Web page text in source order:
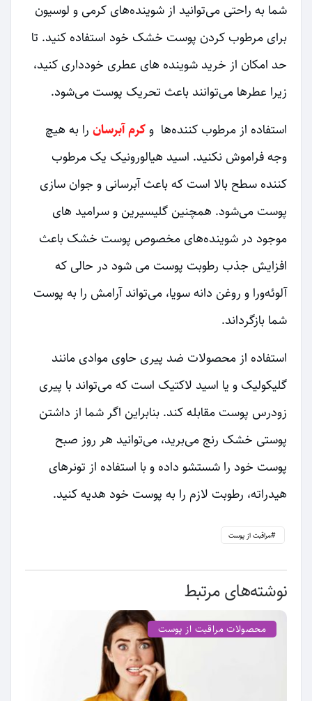
شما به راحتی می‌توانید از شوینده‌های کرمی و لوسیون
برای مرطوب کردن پوست خشک خود استفاده کنید. تا
حد امکان از خرید شوینده های عطری خودداری کنید،
زیرا عطرها می‌توانند باعث تحریک پوست می‌شود.
استفاده از مرطوب کننده‌ها وکرم آبرسان را به هیچ
وجه فراموش نکنید. اسید هیالورونیک یک مرطوب
کننده سطح بالا است که باعث آبرسانی و جوان سازی
پوست می‌شود. همچنین گلیسیرین و سرامید های
موجود در شوینده‌های مخصوص پوست خشک باعث
افزایش جذب رطوبت پوست می شود در حالی که
آلوئه‌ورا و روغن دانه سویا، می‌تواند آرامش را به پوست
شما بازگرداند.
استفاده از محصولات ضد پیری حاوی موادی مانند
گلیکولیک و یا اسید لاکتیک است که می‌تواند با پیری
زودرس پوست مقابله کند. بنابراین اگر شما از داشتن
پوستی خشک رنج می‌برید، می‌توانید هر روز صبح
پوست خود را شستشو داده و با استفاده از تونرهای
هیدراته، رطوبت لازم را به پوست خود هدیه کنید.
مراقبت از پوست
نوشته‌های مرتبط
محصولات مراقبت از پوست